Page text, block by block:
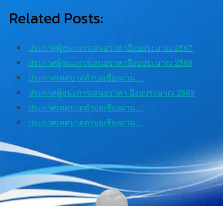
Related Posts:
ประกาศผู้ชนะการเสนอราคาปีงบประมาณ 2567
ประกาศผู้ชนะการเสนอราคาปีงบประมาณ 2568
ประกาศเทศบาลตำบลเชียงม่วน…
ประกาศผู้ชนะการเสนอราคา ปีงบประมาณ 2569
ประกาศเทศบาลตำบลเชียงม่วน…
ประกาศเทศบาลตำบลเชียงม่วน…
POST AUTHOR